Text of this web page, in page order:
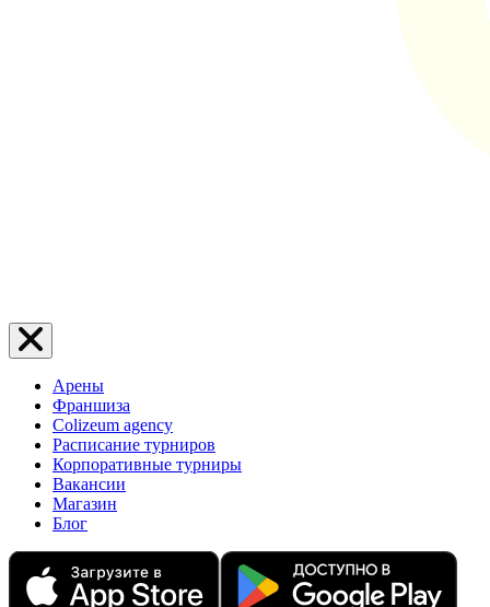
Арены
Франшиза
Colizeum agency
Расписание турниров
Корпоративные турниры
Вакансии
Магазин
Блог